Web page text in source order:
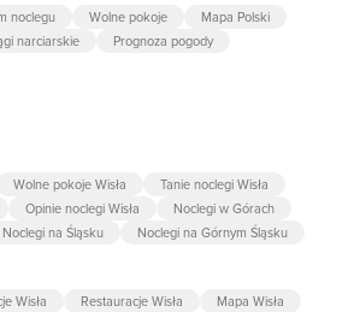
noclegu Wolne pokoje
Mapa Polski
narciarskie
Prognoza pogody
Wolne pokoje Wisła
Tanie noclegi Wisła
Opinie noclegi Wisła
Noclegi w Górach
Noclegi na Śląsku Noclegi na Górnym Śląsku
Wisła Restauracje Wisła
Mapa Wisła